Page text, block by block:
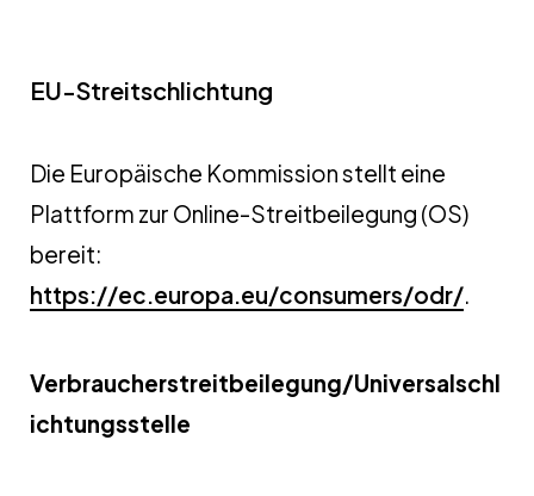
EU-Streitschlichtung
Die Europäische Kommission stellt eine
Plattform zur Online-Streitbeilegung (OS)
bereit:
https://ec.europa.eu/consumers/odr/.
Verbraucherstreitbeilegung/Universalschl
ichtungsstelle